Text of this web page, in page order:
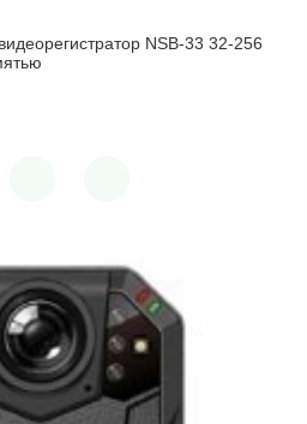
NSB-33 32-256